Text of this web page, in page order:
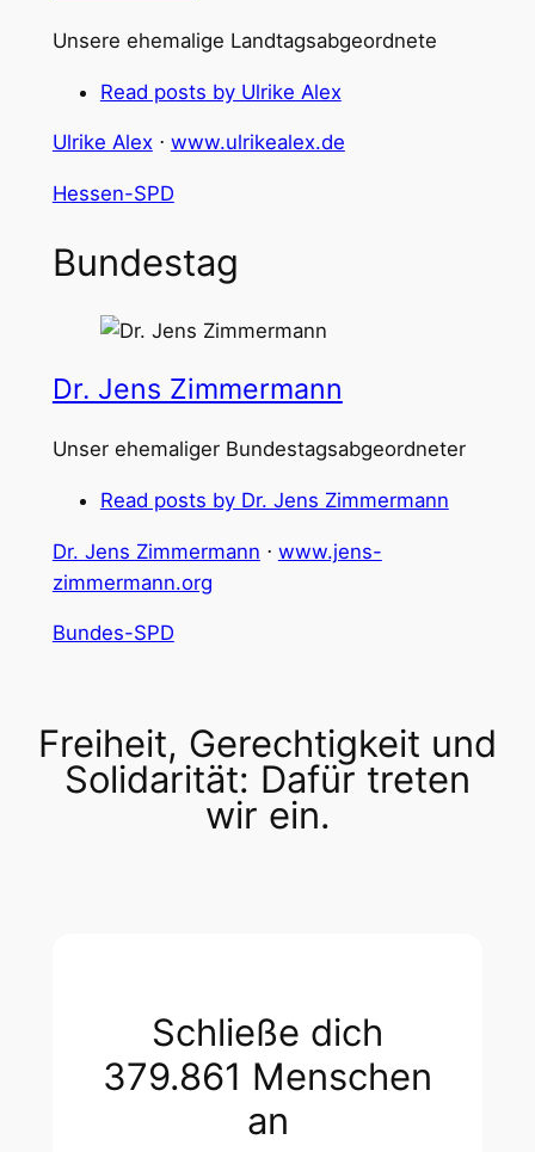
Unsere ehemalige Landtagsabgeordnete
Read posts by Ulrike Alex
Ulrike Alex ⋅ www.ulrikealex.de
Hessen-SPD
Bundestag
Dr. Jens Zimmermann
Unser ehemaliger Bundestagsabgeordneter
Read posts by Dr. Jens Zimmermann
Dr. Jens Zimmermann ⋅ www.jens-
zimmermann.org
Bundes-SPD
Freiheit, Gerechtigkeit und
Solidarität: Dafür treten
wir ein.
Schließe dich
379.861 Menschen
an